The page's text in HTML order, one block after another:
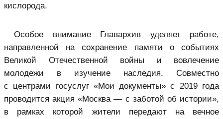
кислорода.
Особое внимание Главархив уделяет работе,
направленной на сохранение памяти о событиях
Великой Отечественной войны и вовлечение
молодежи в изучение наследия. Совместно
с центрами госуслуг «Мои документы» с 2019 года
проводится акция «Москва — с заботой об истории»,
в рамках которой жители передают на вечное